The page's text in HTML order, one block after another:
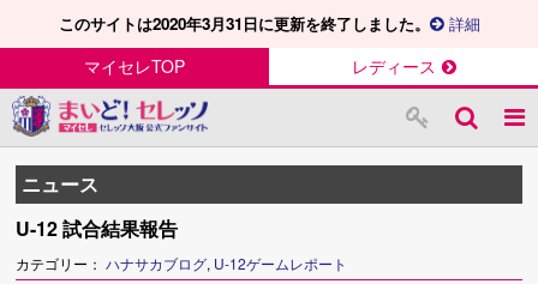
このサイトは2020年3月31日に更新を終了しました。 詳細
マイセレTOP レディース
ニュース
U-12 試合結果報告
カテゴリー：ハナサカブログ, U-12ゲームレポート